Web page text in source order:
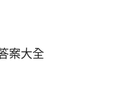
案大全